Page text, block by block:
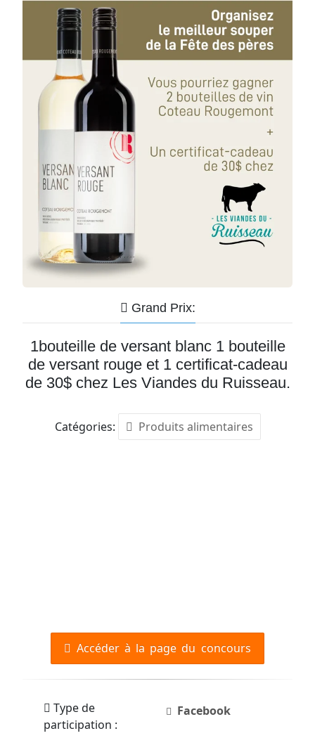
Grand Prix:
1bouteille de versant blanc 1 bouteille
de versant rouge et 1 certificat-cadeau
de 30$ chez Les Viandes du Ruisseau.
Catégories: Produits alimentaires
Accéder à la page du concours
Type de
participation :
Facebook